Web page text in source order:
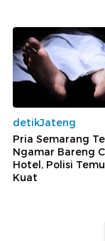
detikJateng
Pria Semarang
Ngamar Bareng
Hotel, Polisi
Kuat